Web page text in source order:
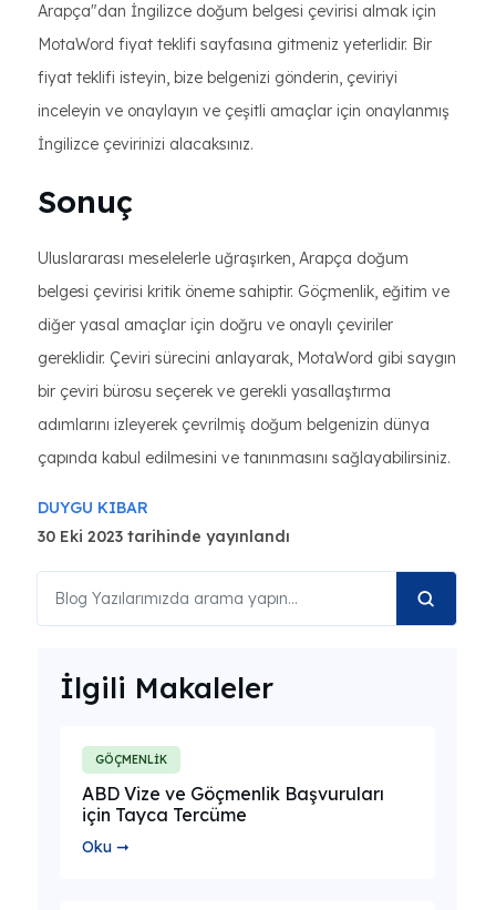
Arapça"dan İngilizce doğum belgesi çevirisi almak için
MotaWord fiyat teklifi sayfasına gitmeniz yeterlidir. Bir
fiyat teklifi isteyin, bize belgenizi gönderin, çeviriyi
inceleyin ve onaylayın ve çeşitli amaçlar için onaylanmış
İngilizce çevirinizi alacaksınız.
Sonuç
Uluslararası meselelerle uğraşırken, Arapça doğum
belgesi çevirisi kritik öneme sahiptir. Göçmenlik, eğitim ve
diğer yasal amaçlar için doğru ve onaylı çeviriler
gereklidir. Çeviri sürecini anlayarak, MotaWord gibi saygın
bir çeviri bürosu seçerek ve gerekli yasallaştırma
adımlarını izleyerek çevrilmiş doğum belgenizin dünya
çapında kabul edilmesini ve tanınmasını sağlayabilirsiniz.
DUYGU KIBAR
30 Eki 2023 tarihinde yayınlandı
İlgili Makaleler
GÖÇMENLİK
ABD Vize ve Göçmenlik Başvuruları
için Tayca Tercüme
Oku ➞